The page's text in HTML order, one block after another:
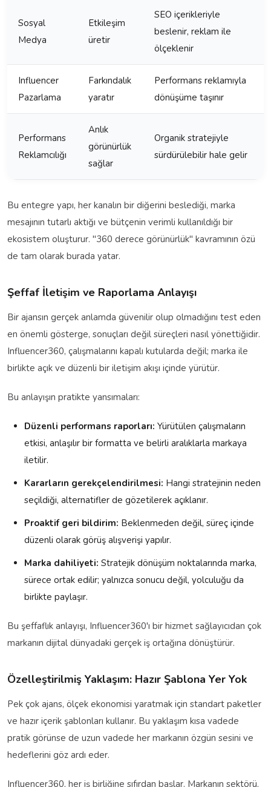
Sosyal
Medya
Etkileşim
üretir
SEO içerikleriyle
beslenir, reklam ile
ölçeklenir
Influencer
Pazarlama
Farkındalık
yaratır
Performans reklamıyla
dönüşüme taşınır
Performans
Reklamcılığı
Anlık
görünürlük
sağlar
Organik stratejiyle
sürdürülebilir hale gelir
Bu entegre yapı, her kanalın bir diğerini beslediği, marka
mesajının tutarlı aktığı ve bütçenin verimli kullanıldığı bir
ekosistem oluşturur. "360 derece görünürlük" kavramının özü
de tam olarak burada yatar.
Şeffaf İletişim ve Raporlama Anlayışı
Bir ajansın gerçek anlamda güvenilir olup olmadığını test eden
en önemli gösterge, sonuçları değil süreçleri nasıl yönettiğidir.
Influencer360, çalışmalarını kapalı kutularda değil; marka ile
birlikte açık ve düzenli bir iletişim akışı içinde yürütür.
Bu anlayışın pratikte yansımaları:
Düzenli performans raporları: Yürütülen çalışmaların
etkisi, anlaşılır bir formatta ve belirli aralıklarla markaya
iletilir.
Kararların gerekçelendirilmesi: Hangi stratejinin neden
seçildiği, alternatifler de gözetilerek açıklanır.
Proaktif geri bildirim: Beklenmeden değil, süreç içinde
düzenli olarak görüş alışverişi yapılır.
Marka dahiliyeti: Stratejik dönüşüm noktalarında marka,
sürece ortak edilir; yalnızca sonucu değil, yolculuğu da
birlikte paylaşır.
Bu şeffaflık anlayışı, Influencer360'ı bir hizmet sağlayıcıdan çok
markanın dijital dünyadaki gerçek iş ortağına dönüştürür.
Özelleştirilmiş Yaklaşım: Hazır Şablona Yer Yok
Pek çok ajans, ölçek ekonomisi yaratmak için standart paketler
ve hazır içerik şablonları kullanır. Bu yaklaşım kısa vadede
pratik görünse de uzun vadede her markanın özgün sesini ve
hedeflerini göz ardı eder.
Influencer360, her iş birliğine sıfırdan başlar. Markanın sektörü,